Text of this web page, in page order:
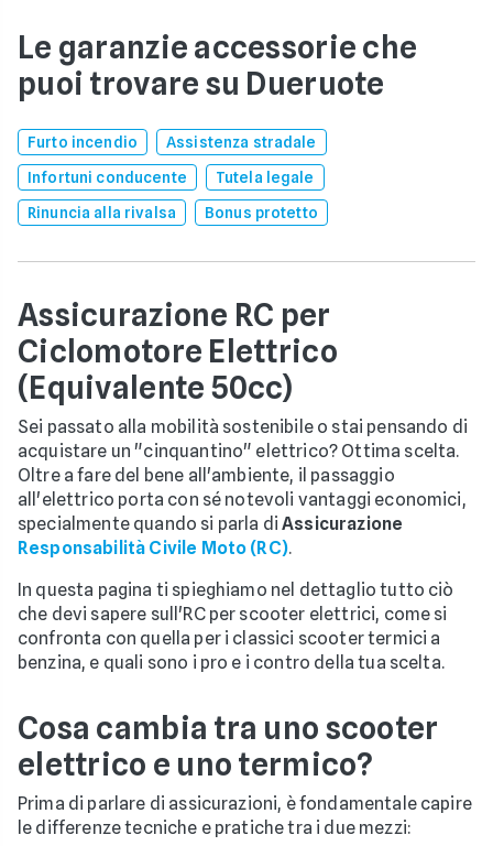
Le garanzie accessorie che
puoi trovare su Dueruote
Furto incendio
Assistenza stradale
Infortuni conducente
Tutela legale
Rinuncia alla rivalsa
Bonus protetto
Assicurazione RC per
Ciclomotore Elettrico
(Equivalente 50cc)
Sei passato alla mobilità sostenibile o stai pensando di
acquistare un "cinquantino" elettrico? Ottima scelta.
Oltre a fare del bene all'ambiente, il passaggio
all'elettrico porta con sé notevoli vantaggi economici,
specialmente quando si parla diAssicurazione
Responsabilità Civile Moto (RC).
In questa pagina ti spieghiamo nel dettaglio tutto ciò
che devi sapere sull'RC per scooter elettrici, come si
confronta con quella per i classici scooter termici a
benzina, e quali sono i pro e i contro della tua scelta.
Cosa cambia tra uno scooter
elettrico e uno termico?
Prima di parlare di assicurazioni, è fondamentale capire
le differenze tecniche e pratiche tra i due mezzi: